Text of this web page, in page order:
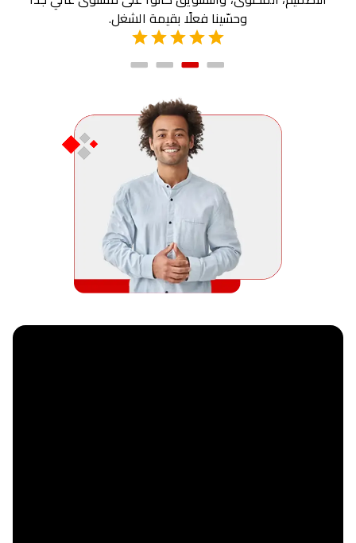
تعكس شغلنا وتخلينا مميزين قدام عملائنا.
وحسّينا فعلًا بقيمة الشغل.